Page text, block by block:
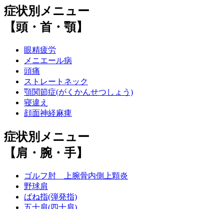
症状別メニュー
【頭・首・顎】
眼精疲労
メニエール病
頭痛
ストレートネック
顎関節症(がくかんせつしょう)
寝違え
顔面神経麻痺
症状別メニュー
【肩・腕・手】
ゴルフ肘 上腕骨内側上顆炎
野球肩
ばね指(弾発指)
五十肩(四十肩)